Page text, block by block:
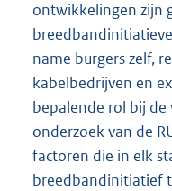
ontwikkelingen zijn
name burgers zelf,
kabelbedrijven en
bepalende rol bij
onderzoek van de
factoren die in elk
breedbandinitiatief